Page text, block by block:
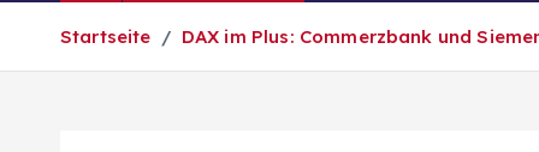
Startseite DAX im Plus: Commerzbank und